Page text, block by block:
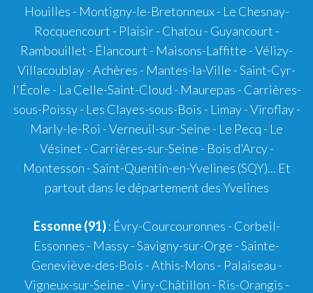
Houilles - Montigny-le-Bretonneux - Le Chesnay-
Rocquencourt - Plaisir - Chatou - Guyancourt -
Rambouillet - Élancourt - Maisons-Laffitte - Vélizy-
Villacoublay - Achères - Mantes-la-Ville - Saint-Cyr-
l'École - La Celle-Saint-Cloud - Maurepas - Carrières-
sous-Poissy - Les Clayes-sous-Bois - Limay - Viroflay -
Marly-le-Roi - Verneuil-sur-Seine - Le Pecq - Le
Vésinet - Carrières-sur-Seine - Bois d'Arcy -
Montesson - Saint-Quentin-en-Yvelines (SQY)... Et
partout dans le département des Yvelines
Essonne (91): Évry-Courcouronnes - Corbeil-
Essonnes - Massy - Savigny-sur-Orge - Sainte-
Geneviève-des-Bois - Athis-Mons - Palaiseau -
Vigneux-sur-Seine - Viry-Châtillon - Ris-Orangis -